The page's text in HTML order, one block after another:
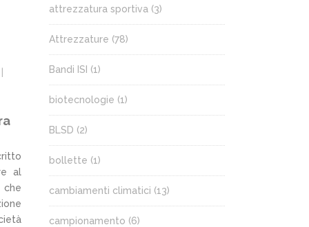
al
che
attrezzatura sportiva (3)
Attrezzature (78)
Bandi ISI (1)
biotecnologie (1)
BLSD (2)
bollette (1)
cambiamenti climatici (13)
campionamento (6)